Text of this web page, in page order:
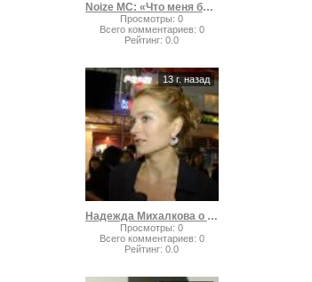
Noize MC: «Что меня бесит?»
Просмотры:0
Всего комментариев: 0
Рейтинг:0.0
13 г. назад
Надежда Михалкова о пошлости
Просмотры:0
Всего комментариев: 0
Рейтинг:0.0